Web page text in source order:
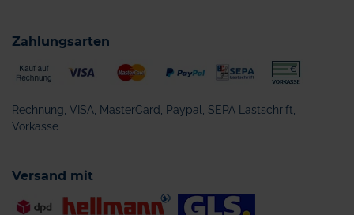
Zahlungsarten
Rechnung, VISA, MasterCard, Paypal, SEPA Lastschrift,
Vorkasse
Versand mit